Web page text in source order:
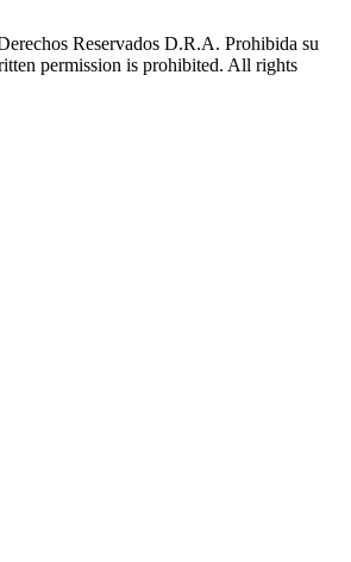
Reservados D.R.A. Prohibida su
permission is prohibited. All rights